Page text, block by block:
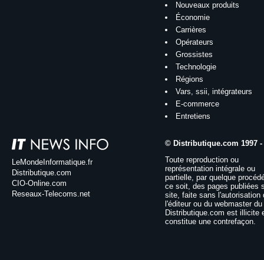
Nouveaux produits
Économie
Carrières
Opérateurs
Grossistes
Technologie
Régions
Vars, ssii, intégrateurs
E-commerce
Entretiens
LeMondeInformatique.fr
Distributique.com
CIO-Online.com
Reseaux-Telecoms.net
© Distributique.com 1997 -
Toute reproduction ou
représentation intégrale ou
partielle, par quelque
ce soit, des pages publiées
site, faite sans l'autorisation
l'éditeur ou du webmaster
Distributique.com est illicite
constitue une contrefaçon.